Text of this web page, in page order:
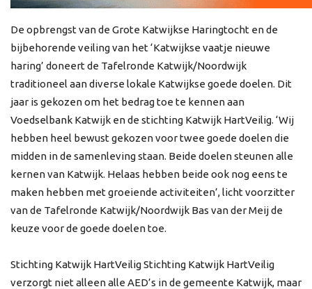
De opbrengst van de Grote Katwijkse Haringtocht en de
bijbehorende veiling van het ‘Katwijkse vaatje nieuwe
haring’ doneert de Tafelronde Katwijk/Noordwijk
traditioneel aan diverse lokale Katwijkse goede doelen. Dit
jaar is gekozen om het bedrag toe te kennen aan
Voedselbank Katwijk en de stichting Katwijk HartVeilig. ‘Wij
hebben heel bewust gekozen voor twee goede doelen die
midden in de samenleving staan. Beide doelen steunen alle
kernen van Katwijk. Helaas hebben beide ook nog eens te
maken hebben met groeiende activiteiten’, licht voorzitter
van de Tafelronde Katwijk/Noordwijk Bas van der Meij de
keuze voor de goede doelen toe.
Stichting Katwijk HartVeilig Stichting Katwijk HartVeilig
verzorgt niet alleen alle AED’s in de gemeente Katwijk, maar